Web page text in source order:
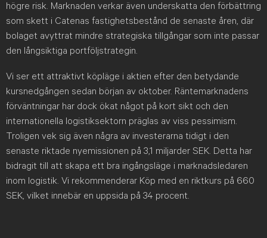
högre risk. Marknaden verkar även underskatta den förbättring
som skett i Catenas fastighetsbestånd de senaste åren, där
bolaget avyttrat mindre strategiska tillgångar som inte passar
den långsiktiga portföljstrategin.
Vi ser ett attraktivt köpläge i aktien efter den betydande
kursnedgången sedan början av oktober. Räntemarknadens
förväntningar har dock ökat något på kort sikt och den
internationella logistiksektorn präglas av viss pessimism.
Troligen vek sig även några av investerarna tidigt i den
senaste riktade nyemissionen på 3,1 miljarder SEK. Detta har
bidragit till att skapa ett bra ingångsläge i marknadsledaren
inom logistik. Vi rekommenderar Köp med en riktkurs på 660
SEK, vilket innebär en uppsida på 34 procent.